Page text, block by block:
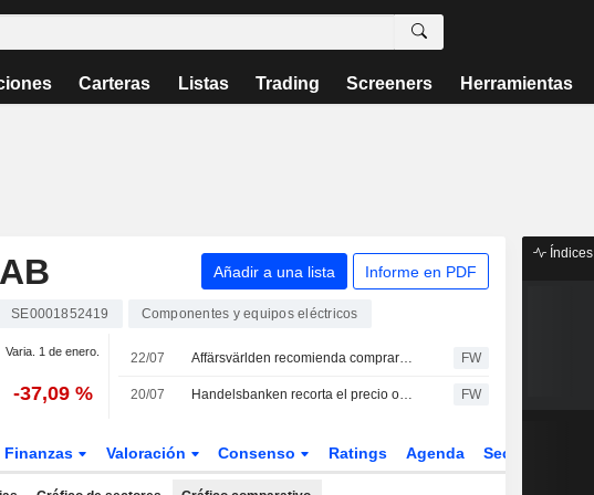
Carteras Listas Trading Screeners Herramientas
Añadir a una lista Informe en PDF
SE0001852419 Componentes y equipos eléctricos
Varia. 1 de enero.
-37,09 %
22/07 Affärsvärlden recomienda comprar acciones de Lindab FW
20/07 Handelsbanken recorta el precio objetivo de Lindab a 130 SEK y mantiene su recomendación de mantener FW
Finanzas Valoración Consenso Ratings Agenda Sector
Índices